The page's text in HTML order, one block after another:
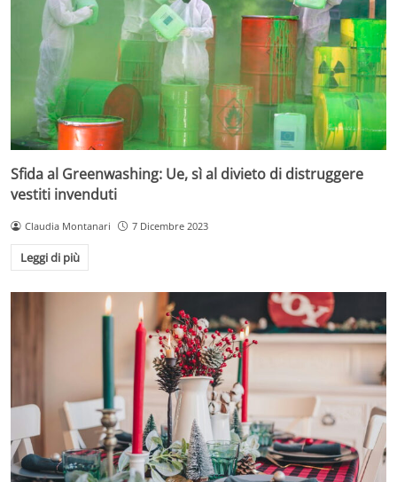
Sfida al Greenwashing: Ue, sì al divieto di distruggere
vestiti invenduti
Claudia Montanari 7 Dicembre 2023
Leggi di più